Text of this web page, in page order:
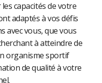
capacités de votre
adaptés à vos défis
avec vous, que vous
à atteindre de
organisme sportif
de qualité à votre